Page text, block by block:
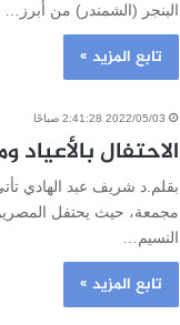
البنجر (الشمندر) من أبرز…
تابع المزيد »
2022/05/03 2:41:28 صباحًا
الاحتفال
بقلم.د شريف عبد الهادي
مجمعة، حيث يحتفل
النسيم…
تابع المزيد »